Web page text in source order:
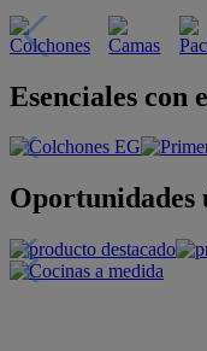
Esenciales con
Oportunidades